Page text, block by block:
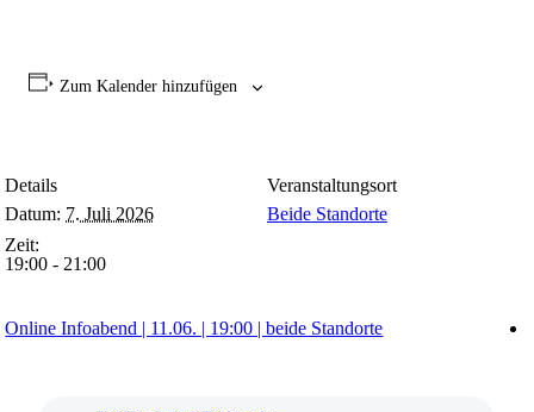
Zum Kalender hinzufügen
Details
Datum: 7. Juli 2026
Zeit:
19:00 - 21:00
Veranstaltungsort
Beide Standorte
Online Infoabend | 11.06. | 19:00 | beide Standorte